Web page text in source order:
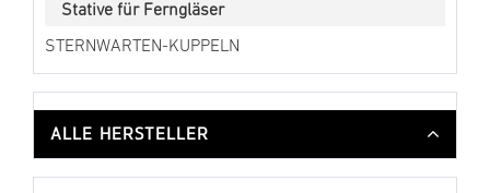
Stative für Ferngläser
STERNWARTEN-KUPPELN
ALLE HERSTELLER